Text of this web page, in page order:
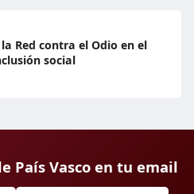
Red contra el Odio en el
social
País Vasco en tu email